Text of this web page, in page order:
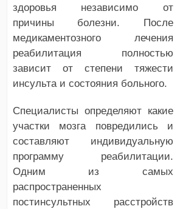
здоровья независимо от
причины болезни. После
медикаментозного лечения
реабилитация полностью
зависит от степени тяжести
инсульта и состояния больного.
Специалисты определяют какие
участки мозга повредились и
составляют индивидуальную
программу реабилитации.
Одним из самых
распространенных
постинсультных расстройств